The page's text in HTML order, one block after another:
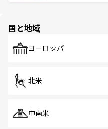
で、ホーカーズは
国と地域
ヨーロッパ
北米
中南米